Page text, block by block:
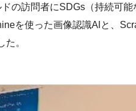
の訪問者にSDGs（持続可
を使った画像認識Alと、
。